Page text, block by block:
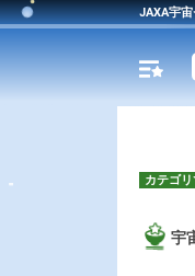
JAXA宇
カテゴ
宇